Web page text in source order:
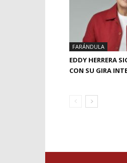
FARÁNDULA
EDDY HERRERA
CON SU GIRA